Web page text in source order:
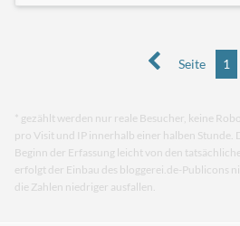
Seite 1
* gezählt werden nur reale Besucher, keine
pro Visit und IP innerhalb einer halben Stunde.
Beginn der Erfassung leicht von den
erfolgt der Einbau des bloggerei.de-Publicons
die Zahlen niedriger ausfallen.